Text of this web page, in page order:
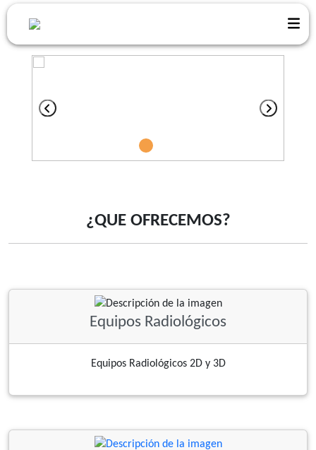
¿QUE OFRECEMOS?
Equipos Radiológicos
Equipos Radiológicos 2D y 3D